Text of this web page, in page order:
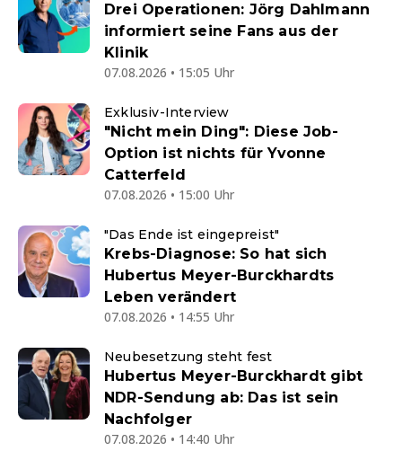
Drei Operationen: Jörg Dahlmann
informiert seine Fans aus der
Klinik
07.08.2026 • 15:05 Uhr
Exklusiv-Interview
"Nicht mein Ding": Diese Job-
Option ist nichts für Yvonne
Catterfeld
07.08.2026 • 15:00 Uhr
"Das Ende ist eingepreist"
Krebs-Diagnose: So hat sich
Hubertus Meyer-Burckhardts
Leben verändert
07.08.2026 • 14:55 Uhr
Neubesetzung steht fest
Hubertus Meyer-Burckhardt gibt
NDR-Sendung ab: Das ist sein
Nachfolger
07.08.2026 • 14:40 Uhr